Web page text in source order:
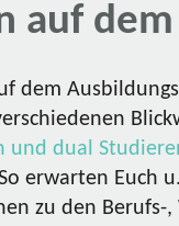
auf dem
dem
und dual
erwarten Euch
zu den Berufs-